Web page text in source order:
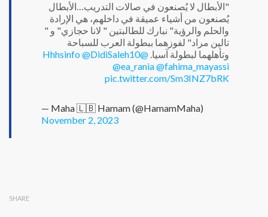
"الأبطال لا يُصنعون في صالات التدريب…الأبطال
يُصنعون من أشياء عميقة في داخلهم، هي الإرادة
والحلم والرؤية" نبارك للطالبتين " لانا حجازي" و "
تالين مراد" لفوزهما ببطولة العرب للسباحة
وتأهلهما لبطولة آسيا. @Hhhsinfo
@DidiSaleh10
@ea_rania@fahima_mayassi
pic.twitter.com/Sm3INZ7bRK
— Maha 🇱🇧 Hamam (@HamamMaha)
November 2, 2023
SHARE